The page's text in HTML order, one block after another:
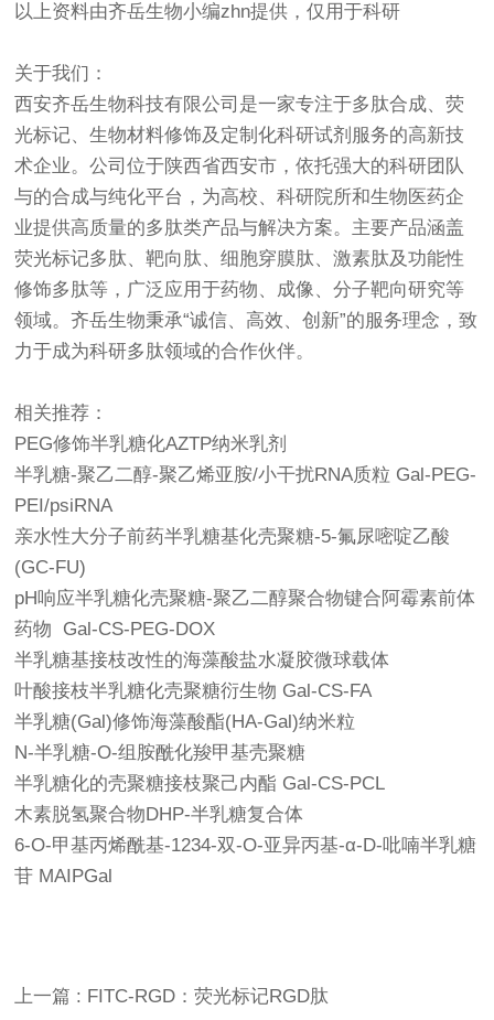
以上资料由齐岳生物小编zhn提供，仅用于科研
关于我们：
西安齐岳生物科技有限公司是一家专注于多肽合成、荧
光标记、生物材料修饰及定制化科研试剂服务的高新技
术企业。公司位于陕西省西安市，依托强大的科研团队
与的合成与纯化平台，为高校、科研院所和生物医药企
业提供高质量的多肽类产品与解决方案。主要产品涵盖
荧光标记多肽、靶向肽、细胞穿膜肽、激素肽及功能性
修饰多肽等，广泛应用于药物、成像、分子靶向研究等
领域。齐岳生物秉承“诚信、高效、创新”的服务理念，致
力于成为科研多肽领域的合作伙伴。
相关推荐：
PEG修饰半乳糖化AZTP纳米乳剂
半乳糖-聚乙二醇-聚乙烯亚胺/小干扰RNA质粒 Gal-PEG-
PEI/psiRNA
亲水性大分子前药半乳糖基化壳聚糖-5-氟尿嘧啶乙酸
(GC-FU)
pH响应半乳糖化壳聚糖‑聚乙二醇聚合物键合阿霉素前体
药物 Gal-CS-PEG-DOX
半乳糖基接枝改性的海藻酸盐水凝胶微球载体
叶酸接枝半乳糖化壳聚糖衍生物 Gal-CS-FA
半乳糖(Gal)修饰海藻酸酯(HA-Gal)纳米粒
N-半乳糖-O-组胺酰化羧甲基壳聚糖
半乳糖化的壳聚糖接枝聚己内酯 Gal-CS-PCL
木素脱氢聚合物DHP-半乳糖复合体
6-O-甲基丙烯酰基-1234-双-O-亚异丙基-α-D-吡喃半乳糖
苷 MAIPGal
上一篇 : FITC-RGD：荧光标记RGD肽